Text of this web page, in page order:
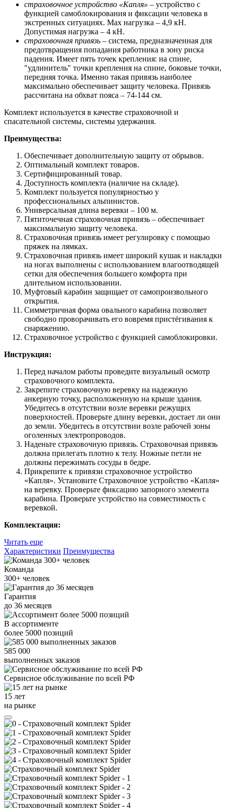
страховочное устройство «Капля» – устройство с
функцией самоблокирования и фиксации человека в
экстренных ситуациях. Мах нагрузка – 4,9 кН.
Допустимая нагрузка – 4 кН.
страховочная привязь – система, предназначенная для
предотвращения попадания работника в зону риска
падения. Имеет пять точек крепления: на спине,
"удлинитель" точки крепления на спине, боковые точки,
передняя точка. Именно такая привязь наиболее
максимально обеспечивает защиту человека. Привязь
рассчитана на обхват пояса – 74-144 см.
Комплект используется в качестве страховочной и
спасательной системы, системы удержания.
Преимущества:
Обеспечивает дополнительную защиту от обрывов.
Оптимальный комплект товаров.
Сертифицированный товар.
Доступность комплекта (наличие на складе).
Комплект пользуется популярностью у
профессиональных альпинистов.
Универсальная длина веревки – 100 м.
Пятиточечная страховочная привязь – обеспечивает
максимальную защиту человека.
Страховочная привязь имеет регулировку с помощью
пряжек на лямках.
Страховочная привязь имеет широкий кушак и накладки
на ногах выполнены с использованием влагоотводящей
сетки для обеспечения большего комфорта при
длительном использовании.
Муфтовый карабин защищает от самопроизвольного
открытия.
Симметричная форма овального карабина позволяет
свободно проворачивать его вовремя пристёгивания к
снаряжению.
Страховочное устройство с функцией самоблокировки.
Инструкция:
Перед началом работы проведите визуальный осмотр
страховочного комплекта.
Закрепите страховочную веревку на надежную
анкерную точку, расположенную на крыше здания.
Убедитесь в отсутствии возле веревки режущих
поверхностей. Проверьте длину веревки, достает ли они
до земли. Убедитесь в отсутствии возле рабочей зоны
оголенных электропроводов.
Наденьте страховочную привязь. Страховочная привязь
должна прилегать плотно к телу. Ножные петли не
должны пережимать сосуды в бедре.
Прикрепите к привязи страховочное устройство
«Капля». Установите Страховочное устройство «Капля»
на веревку. Проверьте фиксацию запорного элемента
карабина. Проверьте устройство на совместимость с
веревкой.
Комплектация:
Читать еще
Характеристики Преимущества
Команда
300+ человек
Гарантия
до 36 месяцев
В ассортименте
более 5000 позиций
585 000
выполненных заказов
Сервисное обслуживание по всей РФ
15 лет
на рынке